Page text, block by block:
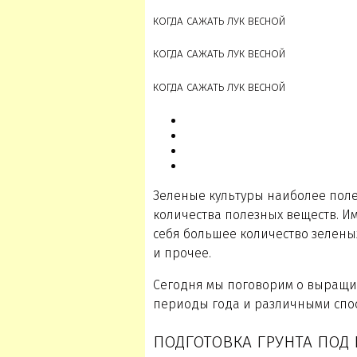
КОГДА САЖАТЬ ЛУК ВЕСНОЙ
КОГДА САЖАТЬ ЛУК ВЕСНОЙ
КОГДА САЖАТЬ ЛУК ВЕСНОЙ
Зеленые культуры наиболее
количества полезных веществ.
себя большее количество
и прочее.
Сегодня мы поговорим о
периоды года и различными
ПОДГОТОВКА ГРУНТА